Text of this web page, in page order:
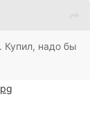
Купил, надо бы